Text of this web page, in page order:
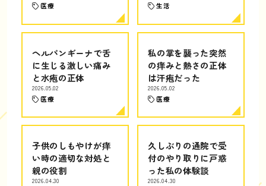
医療 生活
ヘルパンギーナで舌
に生じる激しい痛み
と水疱の正体
2026.05.02
医療
私の掌を襲った突然
の痒みと熱さの正体
は汗疱だった
2026.05.02
医療
子供のしもやけが痒
い時の適切な対処と
親の役割
2026.04.30
久しぶりの通院で受
付のやり取りに戸惑
った私の体験談
2026.04.30